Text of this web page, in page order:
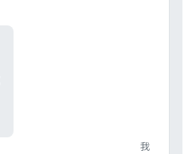
我